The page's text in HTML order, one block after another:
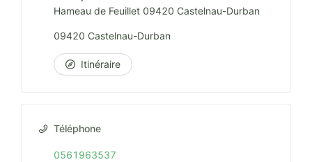
Hameau de Feuillet 09420 Castelnau-Durban
09420 Castelnau-Durban
Itinéraire
Téléphone
0561963537